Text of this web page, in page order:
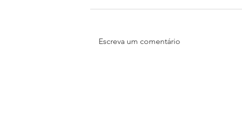
Escreva um comentário